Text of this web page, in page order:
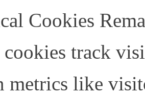
Cookies
track
metrics like